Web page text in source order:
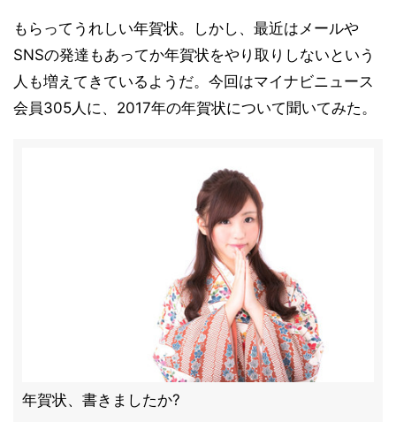
もらってうれしい年賀状。しかし、最近はメールや
SNSの発達もあってか年賀状をやり取りしないという
人も増えてきているようだ。今回はマイナビニュース
会員305人に、2017年の年賀状について聞いてみた。
年賀状、書きましたか?